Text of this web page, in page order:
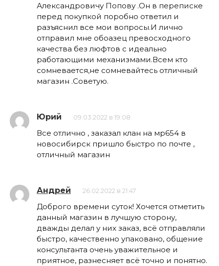
Александровичу Попову .Он в переписке
перед покупкой поробно ответил и
разъяснил все мои вопросы.И лично
отправил мне обоазец превосходного
качества без люфтов с идеально
работающими механизмами.Всем кто
сомневается,не сомневайтесь отличный
магазин .Советую.
Юрий 09.03.2022 в 19:08
Все отлично , заказал клан на мр654 в
новосибирск пришло быстро по почте ,
отличный магазин
Андрей 26.02.2022 в 21:47
Доброго времени суток! Хочется отметить
данный магазин в лучшую сторону,
дважды делал у них заказ, всё отправляли
быстро, качественно упаковано, общение
консультанта очень уважительное и
приятное, разнесняет всё точно и понятно.